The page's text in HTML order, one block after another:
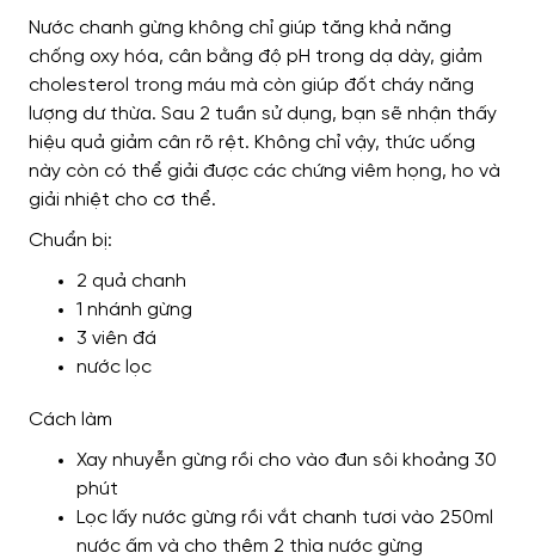
Nước chanh gừng không chỉ giúp tăng khả năng
chống oxy hóa, cân bằng độ pH trong dạ dày, giảm
cholesterol trong máu mà còn giúp đốt cháy năng
lượng dư thừa. Sau 2 tuần sử dụng, bạn sẽ nhận thấy
hiệu quả giảm cân rõ rệt. Không chỉ vậy, thức uống
này còn có thể giải được các chứng viêm họng, ho và
giải nhiệt cho cơ thể.
Chuẩn bị:
2 quả chanh
1 nhánh gừng
3 viên đá
nước lọc
Cách làm
Xay nhuyễn gừng rồi cho vào đun sôi khoảng 30
phút
Lọc lấy nước gừng rồi vắt chanh tươi vào 250ml
nước ấm và cho thêm 2 thìa nước gừng